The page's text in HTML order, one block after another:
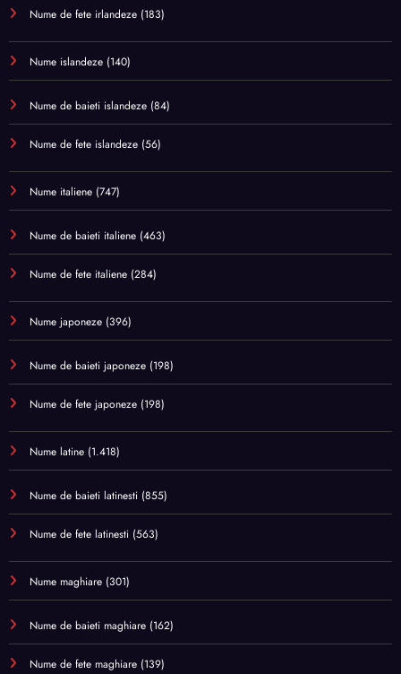
Nume de fete irlandeze (183)
Nume islandeze (140)
Nume de baieti islandeze (84)
Nume de fete islandeze (56)
Nume italiene (747)
Nume de baieti italiene (463)
Nume de fete italiene (284)
Nume japoneze (396)
Nume de baieti japoneze (198)
Nume de fete japoneze (198)
Nume latine (1.418)
Nume de baieti latinesti (855)
Nume de fete latinesti (563)
Nume maghiare (301)
Nume de baieti maghiare (162)
Nume de fete maghiare (139)